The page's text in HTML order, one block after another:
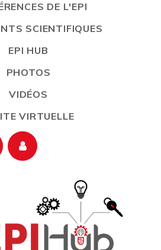
DE L'EPI
SCIENTIFIQUES
EPI HUB
PHOTOS
VIDÉOS
VIRTUELLE